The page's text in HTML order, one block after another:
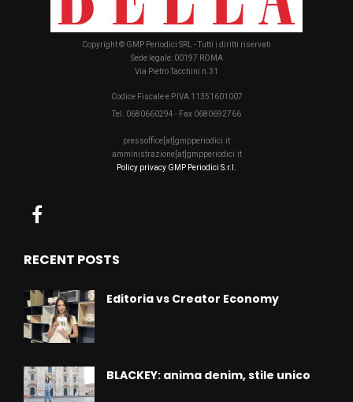
Copyright © GMP Periodici SRL - Tutti i diritti riservati
Sede legale: 00197 ROMA
Via Pietro Tacchini n.31
Codice Fiscale e P.IVA 11351601007
Tel. 0680660294 - Fax 0680692766
pressoffice[at]gmpperiodici.it
amministrazione[at]gmpperiodici.it
Policy privacy GMP Periodici S.r.l.
RECENT POSTS
Editoria vs Creator Economy
BLACKEY: anima denim, stile unico